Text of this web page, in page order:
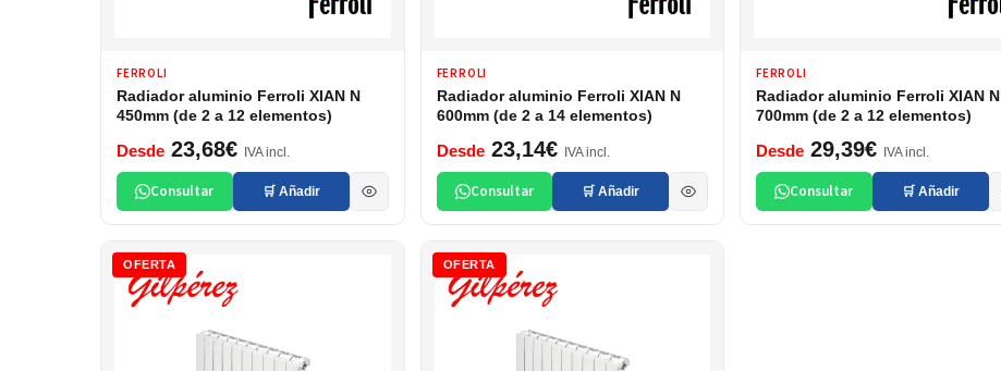
FERROLI
Radiador aluminio Ferroli XIAN N
450mm (de 2 a 12 elementos)
Desde 23,68€ IVA incl.
Consultar 🛒 Añadir
FERROLI
Radiador aluminio Ferroli XIAN N
600mm (de 2 a 14 elementos)
Desde23,14€ IVA incl.
Consultar 🛒 Añadir
FERROLI
Radiador aluminio Ferroli XIAN N
700mm (de 2 a 12 elementos)
Desde 29,39€ IVA incl.
Consultar 🛒 Añadir
OFERTA OFERTA